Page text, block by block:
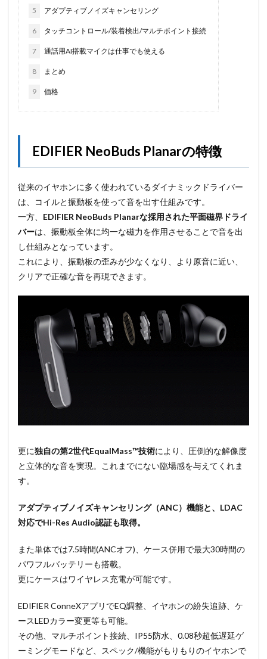
5 アダプティブノイズキャンセリング
6 タッチコントロール/装着検出/マルチポイント接続
7 通話用AI搭載マイクは仕事でも使える
8 まとめ
9 価格
EDIFIER NeoBuds Planarの特徴
従来のイヤホンに多く使われているダイナミックドライバー
は、コイルと振動板を使って音を出す仕組みです。
一方、 EDIFIER NeoBuds Planarな採用された平面磁界ドライ
バーは、振動板全体に均一な磁力を作用させることで音を出
し仕組みとなっています。
これにより、振動板の歪みが少なくなり、より原音に近い、
クリアで正確な音を再現できます。
更に独自の第2世代EqualMass™技術により、圧倒的な解像度
と立体的な音を実現。これまでにない臨場感を与えてくれま
す。
アダプティブノイズキャンセリング（ANC）機能と、LDAC
対応でHi-Res Audio認証も取得。
また単体では7.5時間(ANCオフ)、ケース併用で最大30時間の
パワフルバッテリーも搭載。
更にケースはワイヤレス充電が可能です。
EDIFIER ConneXアプリでEQ調整、イヤホンの紛失追跡、ケ
ースLEDカラー変更等も可能。
その他、マルチポイント接続、IP55防水、0.08秒超低遅延ゲ
ーミングモードなど、スペック/機能がもりもりのイヤホンで